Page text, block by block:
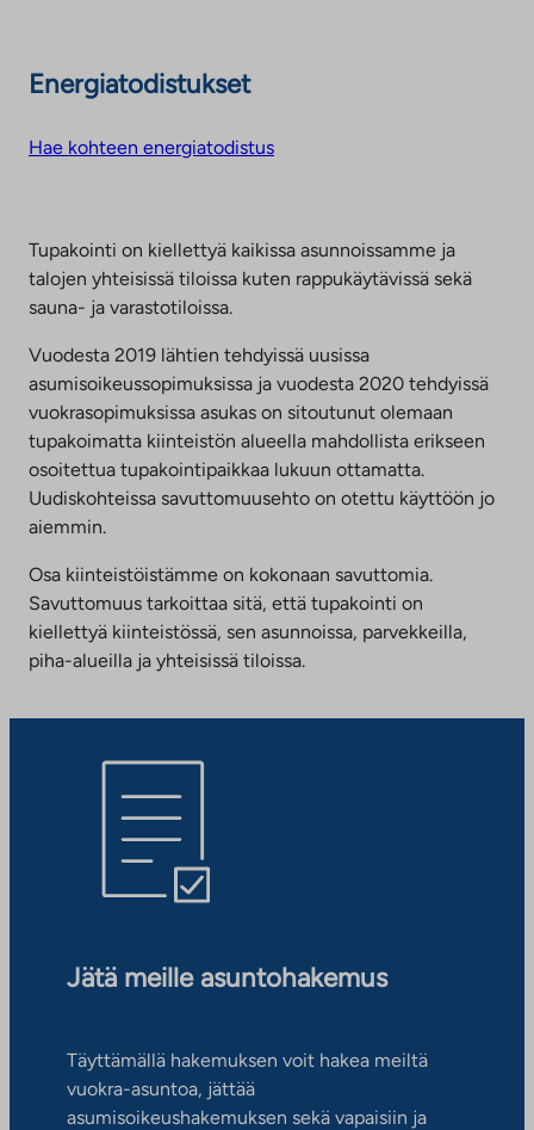
Energiatodistukset
Hae kohteen energiatodistus
Tupakointi on kiellettyä kaikissa asunnoissamme ja
talojen yhteisissä tiloissa kuten rappukäytävissä sekä
sauna- ja varastotiloissa.
Vuodesta 2019 lähtien tehdyissä uusissa
asumisoikeussopimuksissa ja vuodesta 2020 tehdyissä
vuokrasopimuksissa asukas on sitoutunut olemaan
tupakoimatta kiinteistön alueella mahdollista erikseen
osoitettua tupakointipaikkaa lukuun ottamatta.
Uudiskohteissa savuttomuusehto on otettu käyttöön jo
aiemmin.
Osa kiinteistöistämme on kokonaan savuttomia.
Savuttomuus tarkoittaa sitä, että tupakointi on
kiellettyä kiinteistössä, sen asunnoissa, parvekkeilla,
piha-alueilla ja yhteisissä tiloissa.
Jätä meille asuntohakemus
Täyttämällä hakemuksen voit hakea meiltä
vuokra-asuntoa, jättää
asumisoikeushakemuksen sekä vapaisiin ja